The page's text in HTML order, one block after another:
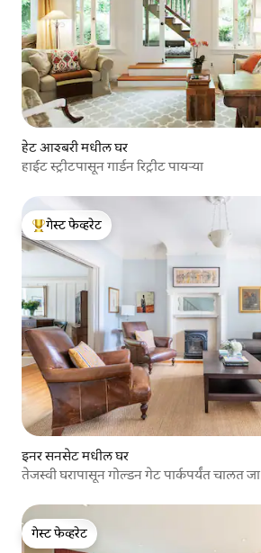
हेट आश्बरी मधील घर
हाईट स्ट्रीटपासून गार्डन रिट्रीट पायऱ्या
टॉप गेस्ट फेव्हरेट
गेस्ट फेव्हरेट
इनर सनसेट मधील घर
तेजस्वी घरापासून गोल्डन गेट पार्कपर्यंत चालत जा
गेस्ट फेव्हरेट
गेस्ट फेव्हरेट